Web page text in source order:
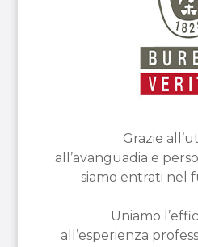
Grazie
all’avanguadia e
siamo entrati nel
Uniamo
all’esperienza